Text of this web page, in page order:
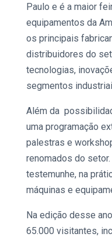
Paulo e é a maior
equipamentos da
os principais
distribuidores do
tecnologias,
segmentos
Além da
uma programação
palestras e
renomados do
testemunhe, na
máquinas e
Na edição desse
65.000 visitantes,